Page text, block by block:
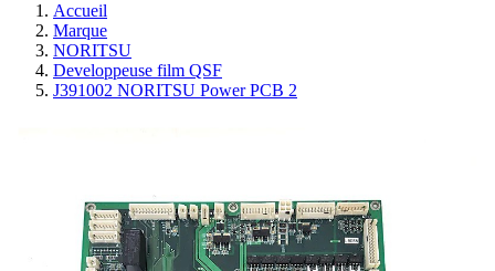
Accueil
Marque
NORITSU
Developpeuse film QSF
J391002 NORITSU Power PCB 2